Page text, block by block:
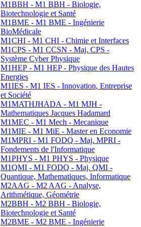
M1BBH - M1 BBH - Biologie,
Biotechnologie et Santé
M1BME - M1 BME - Ingénierie
BioMédicale
M1CHI - M1 CHI - Chimie et Interfaces
M1CPS - M1 CCSN - Maj. CPS -
Système Cyber Physique
M1HEP - M1 HEP - Physique des Hautes
Energies
M1IES - M1 IES - Innovation, Entreprise
et Société
M1MATHJHADA - M1 MJH -
Mathematiques Jacques Hadamard
M1MEC - M1 Mech - Mecanique
M1MIE - M1 MiE - Master en Economie
M1MPRI - M1 FODQ - Maj. MPRI -
Fondements de l'Informatique
M1PHYS - M1 PHYS - Physique
M1QMI - M1 FODQ - Maj. QMI -
Quantique, Mathematiques, Informatique
M2AAG - M2 AAG - Analyse,
Arithmétique, Géométrie
M2BBH - M2 BBH - Biologie,
Biotechnologie et Santé
M2BME - M2 BME - Ingénierie